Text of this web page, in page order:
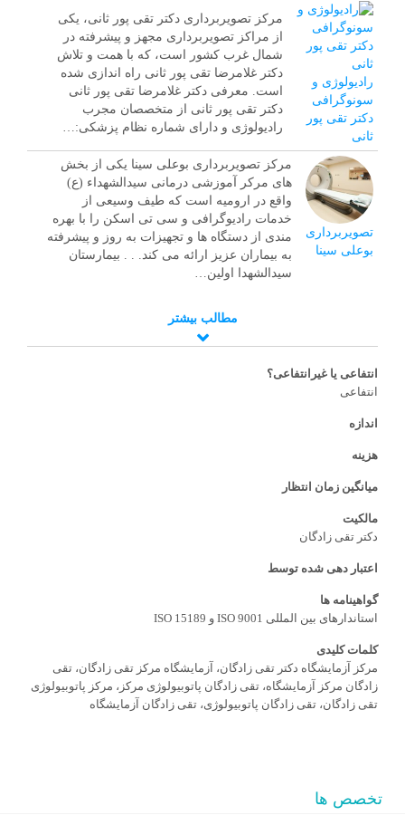
رادیولوژی و
سونوگرافی
دکتر تقی پور
ثانی
مرکز تصویربرداری دکتر تقی پور ثانی، یکی
از مراکز تصویربرداری مجهز و پیشرفته در
شمال غرب کشور است، که با همت و تلاش
دکتر غلامرضا تقی پور ثانی راه اندازی شده
است. معرفی دکتر غلامرضا تقی پور ثانی
دکتر تقی پور ثانی از متخصصان مجرب
رادیولوژی و دارای شماره نظام پزشکی:…
تصویربرداری
بوعلی سینا
مرکز تصویربرداری بوعلی سینا یکی از بخش
های مرکر آموزشی درمانی سيدالشهداء (ع)
واقع در ارومیه است که طیف وسیعی از
خدمات رادیوگرافی و سی تی اسکن را با بهره
مندی از دستگاه ها و تجهیزات به روز و پیشرفته
به بیماران عزیز ارائه می کند. . . بیمارستان
سیدالشهدا اولین…
مطالب بیشتر
انتفاعی یا غیرانتفاعی؟
انتفاعی
اندازه
هزینه
میانگین زمان انتظار
مالکیت
دکتر تقی زادگان
اعتبار دهی شده توسط
گواهینامه ها
استاندارهای بین المللی ISO 9001 و ISO 15189
کلمات کلیدی
مرکز آزمایشگاه دکتر تقی زادگان، آزمایشگاه مرکز تقی زادگان، تقی
زادگان مرکز آزمایشگاه، تقی زادگان پاتوبیولوژی مرکز، مرکز پاتوبیولوژی
تقی زادگان، تقی زادگان پاتوبیولوژی، تقی زادگان آزمایشگاه
تخصص ها